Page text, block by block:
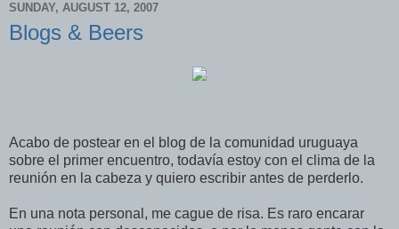
SUNDAY, AUGUST 12, 2007
Blogs & Beers
Acabo de postear en el blog de la comunidad uruguaya
sobre el primer encuentro, todavía estoy con el clima de la
reunión en la cabeza y quiero escribir antes de perderlo.
En una nota personal, me cague de risa. Es raro encarar